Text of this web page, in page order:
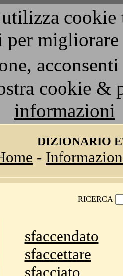
per
cookie &
informazioni
DIZIONARIO
-
RICERCA
sfaccendato
sfaccettare
sfacciato